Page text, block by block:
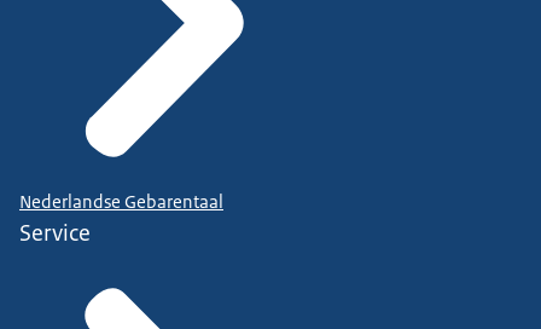
Nederlandse Gebarentaal
Service